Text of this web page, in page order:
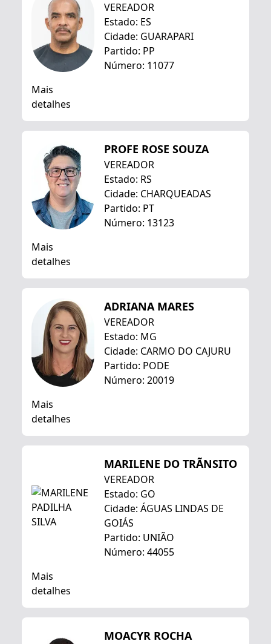
VEREADOR
Estado: ES
Cidade: GUARAPARI
Partido: PP
Número: 11077
Mais
detalhes
PROFE ROSE SOUZA
VEREADOR
Estado: RS
Cidade: CHARQUEADAS
Partido: PT
Número: 13123
Mais
detalhes
ADRIANA MARES
VEREADOR
Estado: MG
Cidade: CARMO DO CAJURU
Partido: PODE
Número: 20019
Mais
detalhes
MARILENE DO TRÃNSITO
VEREADOR
Estado: GO
Cidade: ÁGUAS LINDAS DE
GOIÁS
Partido: UNIÃO
Número: 44055
Mais
detalhes
MOACYR ROCHA